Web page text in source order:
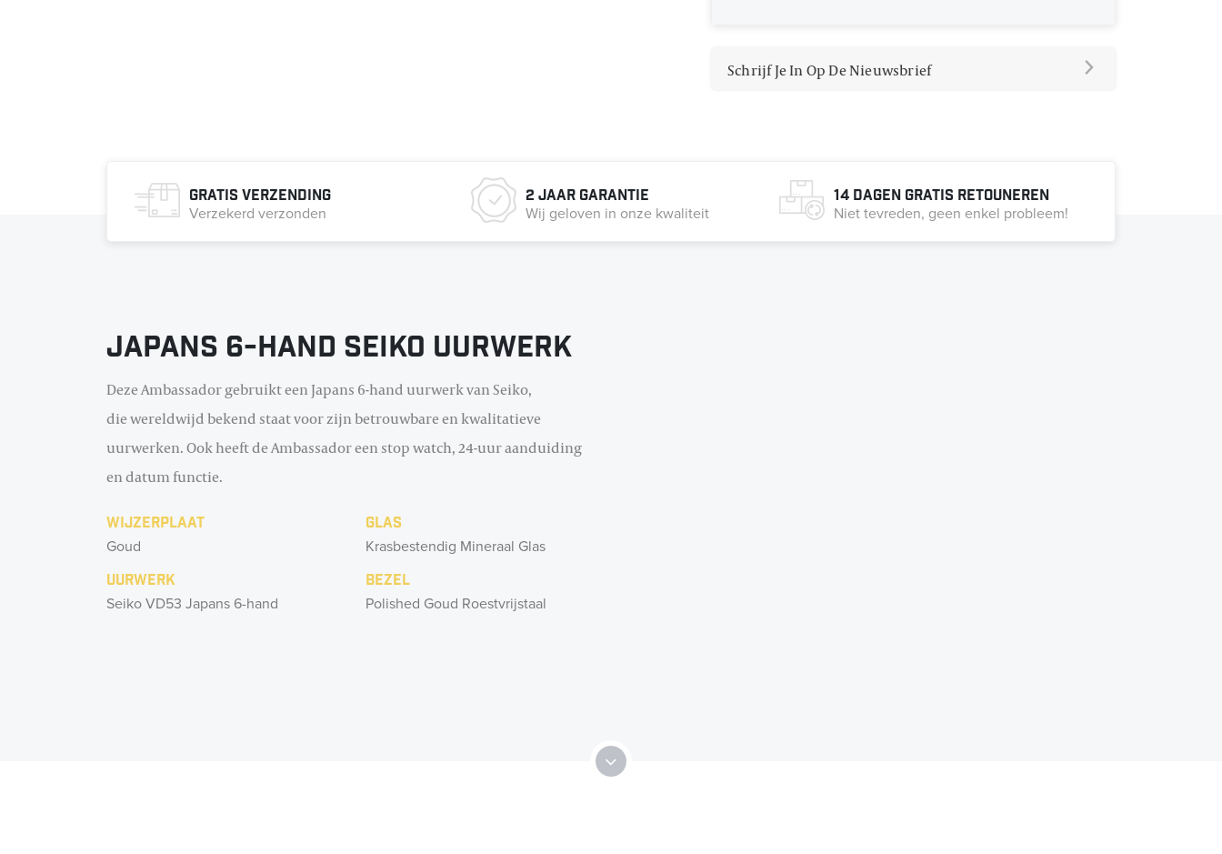
Schrijf Je In Op De Nieuwsbrief
Gratis verzending
Verzekerd verzonden
2 jaar garantie
Wij geloven in onze kwaliteit
14 dagen gratis retouneren
Niet tevreden, geen enkel probleem!
Japans 6-hand Seiko uurwerk
Deze Ambassador gebruikt een Japans 6-hand uurwerk van Seiko,
die wereldwijd bekend staat voor zijn betrouwbare en kwalitatieve
uurwerken. Ook heeft de Ambassador een stop watch, 24-uur aanduiding
en datum functie.
Wijzerplaat Glas
Goud Krasbestendig Mineraal Glas
Uurwerk Bezel
Seiko VD53 Japans 6-hand Polished Goud Roestvrijstaal